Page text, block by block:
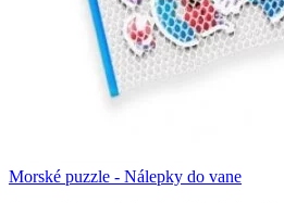
Morské puzzle - Nálepky do vane